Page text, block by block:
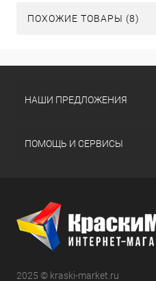
ПОХОЖИЕ ТОВАРЫ (8)
НАШИ ПРЕДЛОЖЕНИЯ
ПОМОЩЬ И СЕРВИСЫ
2025 © kraski-market.ru